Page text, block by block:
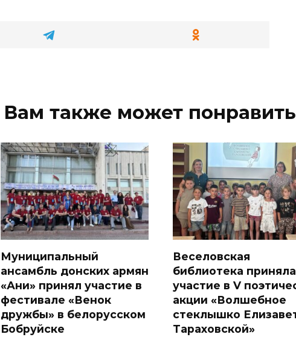
Вам также может
Муниципальный
ансамбль дон­ских армян
«Ани» принял участие в
фестивале «Венок
дружбы» в белорусском
Бобруйске
Веселовская
библиотека приняла
участие в V
акции «Волшебное
стеклышко
Тараховской»